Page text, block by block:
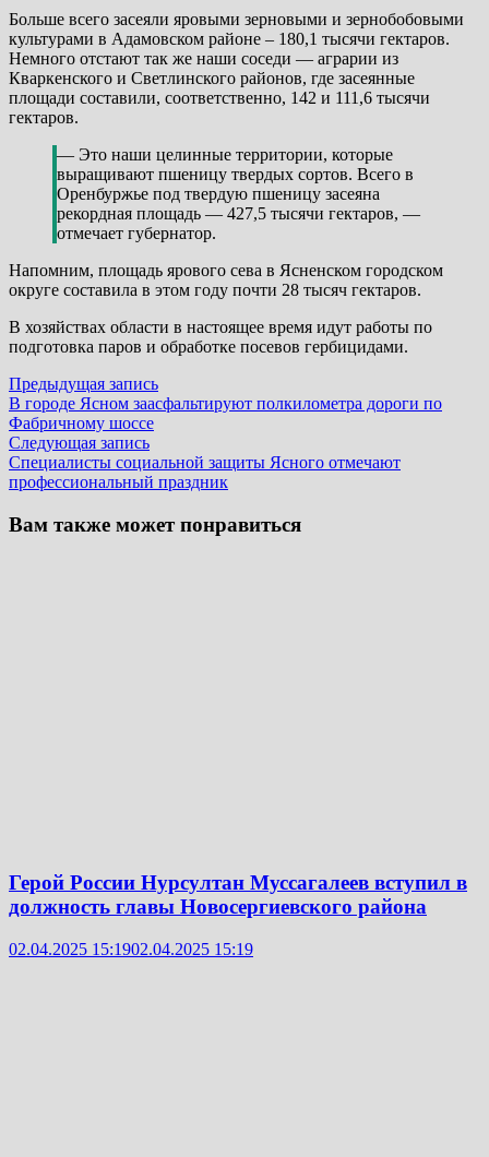
Больше всего засеяли яровыми зерновыми и зернобобовыми
культурами в Адамовском районе – 180,1 тысячи гектаров.
Немного отстают так же наши соседи — аграрии из
Кваркенского и Светлинского районов, где засеянные
площади составили, соответственно, 142 и 111,6 тысячи
гектаров.
— Это наши целинные территории, которые
выращивают пшеницу твердых сортов. Всего в
Оренбуржье под твердую пшеницу засеяна
рекордная площадь — 427,5 тысячи гектаров, —
отмечает губернатор.
Напомним, площадь ярового сева в Ясненском городском
округе составила в этом году почти 28 тысяч гектаров.
В хозяйствах области в настоящее время идут работы по
подготовка паров и обработке посевов гербицидами.
Навигация
по
записям
Предыдущая записьПредыдущая
запись:
В городе Ясном заасфальтируют полкилометра дороги по
Фабричному шоссе
Следующая записьСледующая
запись:
Специалисты социальной защиты Ясного отмечают
профессиональный праздник
Вам также может понравиться
Герой России Нурсултан Муссагалеев вступил в
должность главы Новосергиевского района
02.04.2025 15:1902.04.2025 15:19